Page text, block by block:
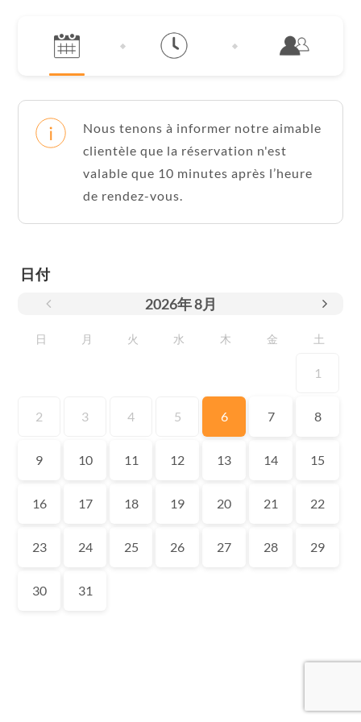
Nous tenons à informer notre aimable
clientèle que la réservation n'est
valable que 10 minutes après l’heure
de rendez-vous.
日付
2026年8月
日 月 火 水 木 金 土
1
2 3 4 5 6 7 8
9 10 11 12 13 14 15
16 17 18 19 20 21 22
23 24 25 26 27 28 29
30 31